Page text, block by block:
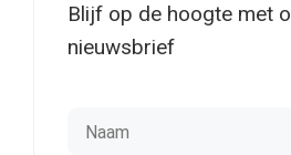
Blijf op de hoogte met
nieuwsbrief